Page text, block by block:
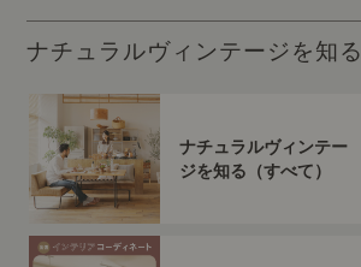
ナチュラルヴィンテージを知る
ナチュラルヴィンテー
ジを知る（すべて）